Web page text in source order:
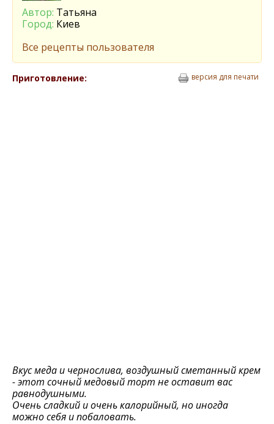
Автор: Татьяна
Город: Киев
Все рецепты пользователя
Приготовление: версия для печати
Вкус меда и чернослива, воздушный сметанный крем
- этот сочный медовый торт не оставит вас
равнодушными.
Очень сладкий и очень калорийный, но иногда
можно себя и побаловать.